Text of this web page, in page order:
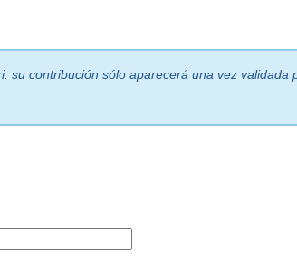
su contribución sólo aparecerá una vez validada